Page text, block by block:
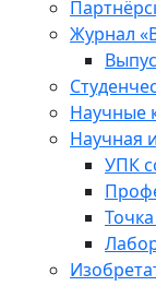
Журнал
Научные
Научная
УПК